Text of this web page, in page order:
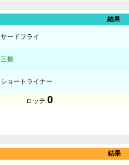
結果
サードフライ
三振
ショートライナー
ロッテ 0
結果